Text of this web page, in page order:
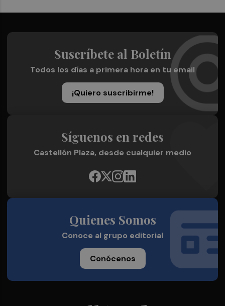
Suscríbete al Boletín
Todos los días a primera hora en tu email
¡Quiero suscribirme!
Síguenos en redes
Castellón Plaza, desde cualquier medio
Quienes Somos
Conoce al grupo editorial
Conócenos